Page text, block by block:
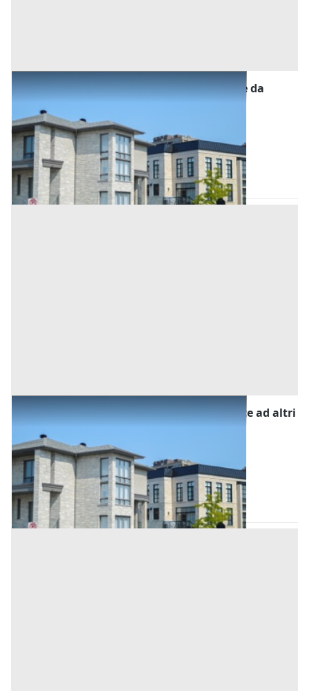
Asta Abitazione indipendente unifamiliare da
ristrutturare
Castelnuovo di Garfagnana (Lucca)
Offerta minima
67.500 € 90.000 €
Codice asta:
97fb6444
16/11/2026
Asta Abitazione civile su tre piani adiacente ad altri
fabbricati
(Lucca)
Offerta minima
11.412,75 € 15.217 €
Codice asta:
fa187503
16/11/2026